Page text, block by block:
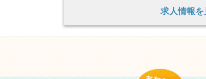
求人情報を